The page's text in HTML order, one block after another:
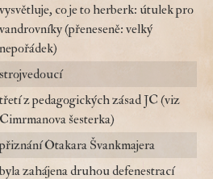
vysvětluje, co je to herberk: útulek pro
vandrovníky (přeneseně: velký
nepořádek)
strojvedoucí
třetí z pedagogických zásad JC (viz
Cimrmanova šesterka)
přiznání Otakara Švankmajera
byla zahájena druhou defenestrací